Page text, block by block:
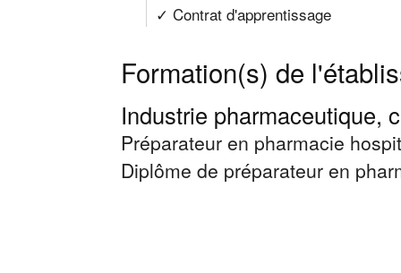
✓ Contrat d'apprentissage
Formation(s) de
Industrie pharmaceutique,
Préparateur en pharmacie
Diplôme de préparateur en